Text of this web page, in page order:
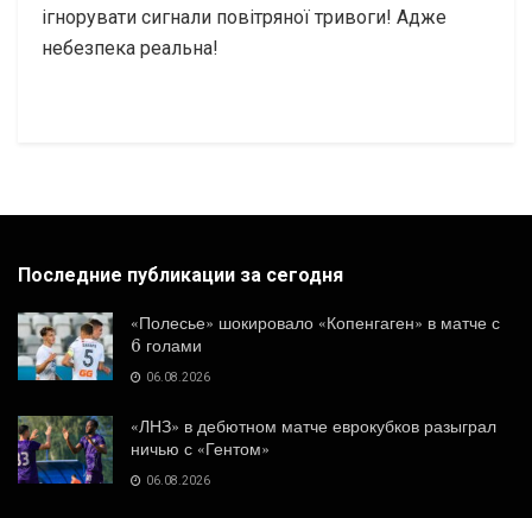
ігнорувати сигнали повітряної тривоги! Адже
небезпека реальна!
Последние публикации за сегодня
«Полесье» шокировало «Копенгаген» в матче с
6 голами
06.08.2026
«ЛНЗ» в дебютном матче еврокубков разыграл
ничью с «Гентом»
06.08.2026